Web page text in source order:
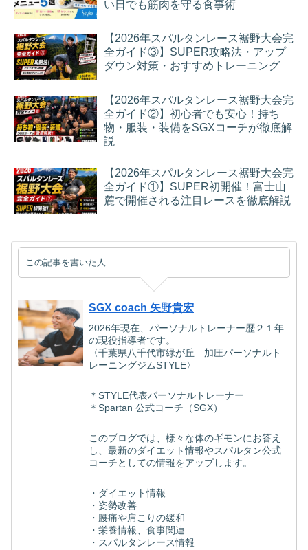
い日でも筋肉を守る食事術
【2026年スパルタンレース裾野大会完
全ガイド③】SUPER攻略法・アップ
ダウン対策・おすすめトレーニング
【2026年スパルタンレース裾野大会完
全ガイド②】初心者でも安心！持ち
物・服装・装備をSGXコーチが徹底解
説
【2026年スパルタンレース裾野大会完
全ガイド①】SUPER初開催！富士山
麓で開催される注目レースを徹底解説
この記事を書いた人
SGX coach 矢野貴宏
2026年現在、パーソナルトレーナー歴２１年
の現役指導者です。
〈千葉県八千代市緑が丘 加圧パーソナルト
レーニングジムSTYLE〉
＊STYLE代表パーソナルトレーナー
＊Spartan 公式コーチ（SGX）
このブログでは、様々な体のギモンにお答え
し、最新のダイエット情報やスパルタン公式
コーチとしての情報をアップします。
・ダイエット情報
・姿勢改善
・腰痛や肩こりの緩和
・栄養情報、食事関連
・スパルタンレース情報